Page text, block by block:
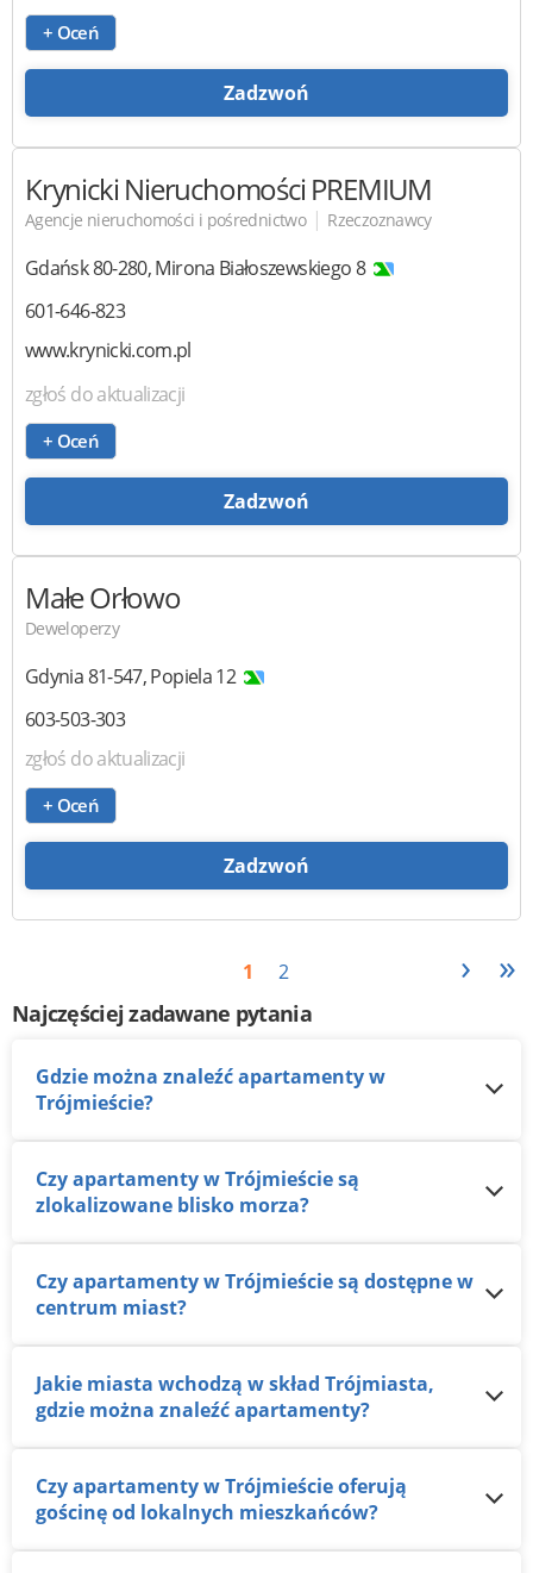
+ Oceń
Zadzwoń
Krynicki Nieruchomości PREMIUM
Agencje nieruchomości i pośrednictwo | Rzeczoznawcy
Gdańsk80-280,Mirona Białoszewskiego 8
601-646-823
www.krynicki.com.pl
zgłoś do aktualizacji
+ Oceń
Zadzwoń
Małe Orłowo
Deweloperzy
Gdynia81-547,Popiela 12
603-503-303
zgłoś do aktualizacji
+ Oceń
Zadzwoń
1 2 › »
Najczęściej zadawane pytania
Gdzie można znaleźć apartamenty w
Trójmieście?
Czy apartamenty w Trójmieście są
zlokalizowane blisko morza?
Czy apartamenty w Trójmieście są dostępne w
centrum miast?
Jakie miasta wchodzą w skład Trójmiasta,
gdzie można znaleźć apartamenty?
Czy apartamenty w Trójmieście oferują
gościnę od lokalnych mieszkańców?